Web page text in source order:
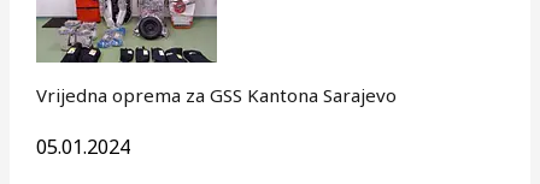
Vrijedna oprema za GSS Kantona Sarajevo
05.01.2024